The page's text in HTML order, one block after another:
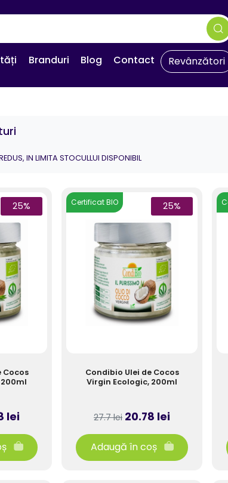
Branduri Blog Contact Revânzători
IN LIMITA STOCULLUI DISPONIBIL
25%
Cocos
lei
25%
Certificat BIO
Condibio Ulei de Cocos
Virgin Ecologic, 200ml
27.7 lei 20.78 lei
Adaugă în coș